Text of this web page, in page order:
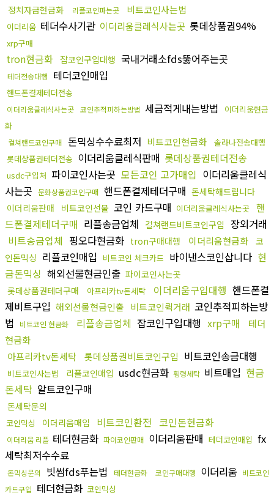
정치자금현금화
리플코인파는곳 비트코인사는법
이더리움 테더수사기관 이더리움클레식사는곳 롯데상품권94%
xrp구매
tron현금화 잡코인구입대행 국내거래소fds뚫어주는곳
테더전송대행 테더코인매입
핸드폰결제테더전송
이더리움클레식사는곳 코인추적피하는방법 세금적게내는방법
이더리움현금
화
컬쳐랜드코인구매 돈믹싱수수료최저 비트코인현금화
솔라나전송대행
롯데상품권테더전송 이더리움클레식판매 롯데상품권테더전송
usdc구입처 파이코인사는곳 모든코인 고가매입 이더리움클레식
사는곳 문화상품권코인구매 핸드폰결제테더구매 돈세탁해드립니다
이더리움판매
비트코인선물 코인 카드구매 이더리움클레식사는곳 핸
드폰결제테더구매 리플송금업체 컬쳐랜드비트코인구입
장외거래
비트송금업체 핑오다현금화 tron구매대행 이더리움현금화 코
인돈믹싱 리플코인매입 비트코인 체크카드 바이낸스코인삽니다 현
금돈믹싱 해외선물현금인출 파이코인사는곳
롯데상품권테더구매
아프리카tv돈세탁 이더리움구입대행 핸드폰결
제비트구입 해외선물현금인출 비트코인퀵거래 코인추적피하는방
법
비트코인 현금화 리플송금업체 잡코인구입대행 xrp구매
테더
현금화
아프리카tv돈세탁
롯데상품권비트코인구입 비트코인송금대행
비트코인사는법 리플코인매입 usdc현금화 횡령세탁 비트매입 현금
돈세탁 알트코인구매
돈세탁문의
코인믹싱 이더리움매입 비트코인환전 코인돈현금화
이더리움 리플 테더현금화 파이코인판매 이더리움판매 테더코인매입 fx
세탁최저수수료
돈믹싱문의 빗썸fds푸는법 테더현금화 코인구매대행 이더리움 비트코인
카드구입 테더현금화 코인믹싱